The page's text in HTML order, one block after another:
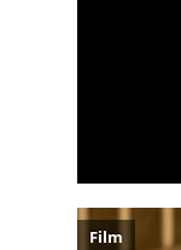
Film